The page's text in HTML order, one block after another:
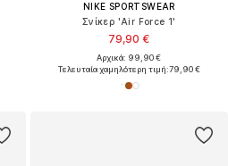
NIKE SPORTSWEAR
Σνίκερ 'Air Force 1'
79,90 €
Αρχικά: 99,90 €
Τελευταία χαμηλότερη τιμή:79,90 €